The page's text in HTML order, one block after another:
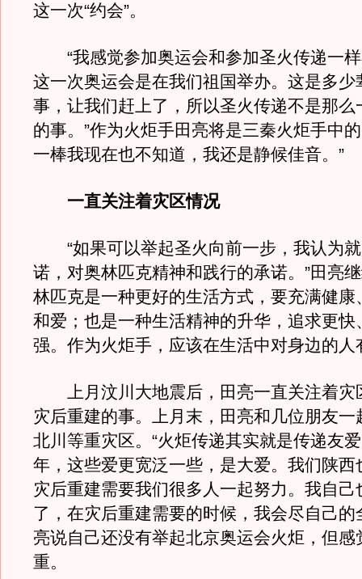
这一次“约会”。
“我感觉参加奥运会和参加圣火传递一样
这一次奥运会是在我们祖国举办。这是多少
事，让我们赶上了，所以圣火传递不是那么
的事。”作为火炬手田亮将是三秦火炬手中
一棒我现在也不知道，我还是静候佳音。”
一直关注着灾区情况
“如果可以举起圣火向前一步，我认为就
诺，对奥林匹克精神和践行的承诺。”田亮
林匹克是一种更好的生活方式，要充满健康
和爱；也是一种生活精神的升华，追求更快
强。作为火炬手，应该在生活中对身边的人
上月汶川大地震后，田亮一直关注着灾
灾后重建的事。上月末，田亮和几位朋友一
北川等重灾区。“火炬传递其实就是传递友
年，这些爱更宽泛一些，是大爱。我们陕西
灾后重建需要我们很多人一起努力。我自己
了，在灾后重建需要的时候，我会尽自己的
亮说自己还没有举起北京奥运会火炬，但感
重。